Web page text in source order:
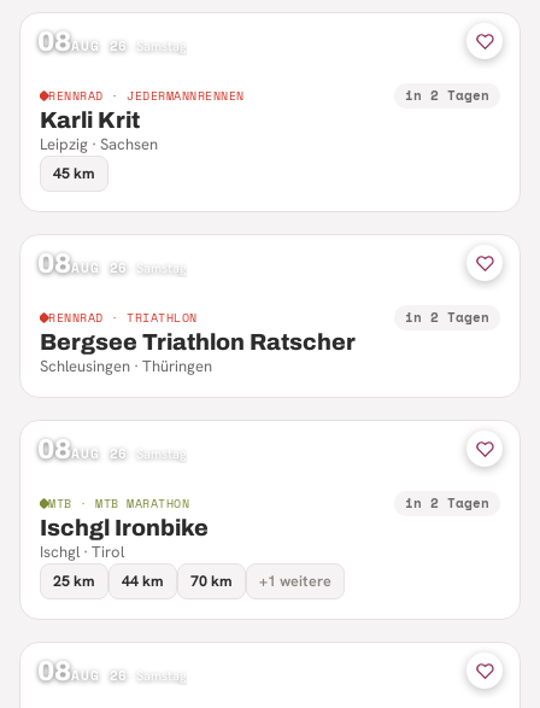
08AUG 26 Samstag
RENNRAD · JEDERMANNRENNEN in 2 Tagen
Karli Krit
Leipzig · Sachsen
45 km
08AUG 26 Samstag
RENNRAD · TRIATHLON in 2 Tagen
Bergsee Triathlon Ratscher
Schleusingen · Thüringen
08AUG 26 Samstag
MTB · MTB MARATHON in 2 Tagen
Ischgl Ironbike
Ischgl · Tirol
25 km
44 km 70 km +1 weitere
08AUG 26 Samstag